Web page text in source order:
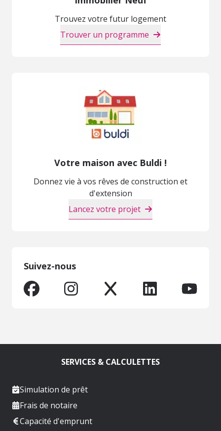
Trouvez votre futur logement
Trouver un programme
Votre maison avec Buldi !
Donnez vie à vos rêves de construction et
d'extension
Lancez votre projet
Suivez-nous
SERVICES & CALCULETTES
Simulation de prêt
Frais de notaire
Capacité d'emprunt